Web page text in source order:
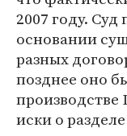
2007 году.
основании
разных
позднее оно
производстве
иски о